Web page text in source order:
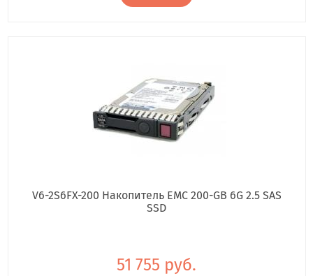
V6-2S6FX-200 Накопитель EMC 200-GB 6G 2.5 SAS
SSD
51 755 руб.